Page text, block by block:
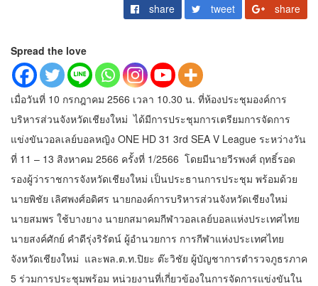
share tweet share
Spread the love
เมื่อวันที่ 10 กรกฎาคม 2566 เวลา 10.30 น. ที่ห้องประชุมองค์การ
บริหารส่วนจังหวัดเชียงใหม่ ได้มีการประชุมการเตรียมการจัดการ
แข่งขันวอลเลย์บอลหญิง ONE HD 31 3rd SEA V League ระหว่างวัน
ที่ 11 – 13 สิงหาคม 2566 ครั้งที่ 1/2566 โดยมีนายวีรพงศ์ ฤทธิ์รอด
รองผู้ว่าราชการจังหวัดเชียงใหม่ เป็นประธานการประชุม พร้อมด้วย
นายพิชัย เลิศพงศ์อดิศร นายกองค์การบริหารส่วนจังหวัดเชียงใหม่
นายสมพร ใช้บางยาง นายกสมาคมกีฬาวอลเลย์บอลแห่งประเทศไทย
นายสงค์ศักย์ คำดีรุ่งริรัตน์ ผู้อำนวยการ การกีฬาแห่งประเทศไทย
จังหวัดเชียงใหม่ และพล.ต.ท.ปิยะ ต๊ะวิชัย ผู้บัญชาการตำรวจภูธรภาค
5 ร่วมการประชุมพร้อม หน่วยงานที่เกี่ยวข้องในการจัดการแข่งขันใน